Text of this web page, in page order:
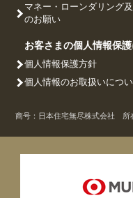
マネー・ローンダリング
のお願い
お客さまの個人情報保
個人情報保護方針
個人情報のお取扱いにつ
商号：日本住宅無尽株式会社 所